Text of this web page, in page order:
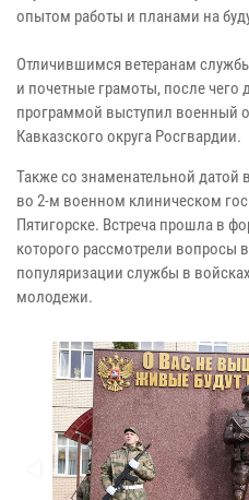
опытом работы и планами на
Отличившимся ветеранам
и почетные грамоты, после чего
программой выступил военный
Кавказского округа Росгвардии.
Также со знаменательной датой
во 2-м военном клиническом
Пятигорске. Встреча прошла в
которого рассмотрели вопросы
популяризации службы в
молодежи.